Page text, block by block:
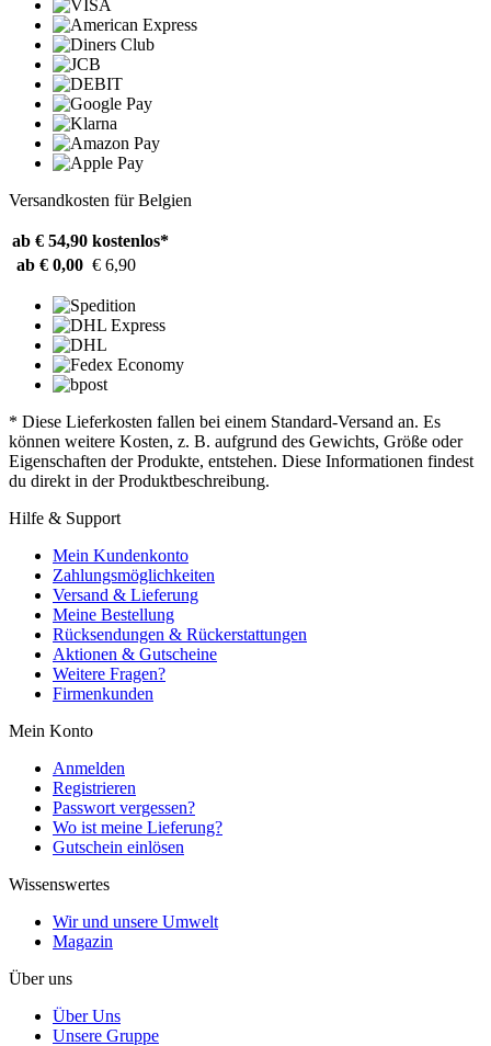
Versandkosten für Belgien
ab € 54,90 kostenlos*
ab € 0,00 € 6,90
* Diese Lieferkosten fallen bei einem Standard-Versand an. Es
können weitere Kosten, z. B. aufgrund des Gewichts, Größe oder
Eigenschaften der Produkte, entstehen. Diese Informationen findest
du direkt in der Produktbeschreibung.
Hilfe & Support
Mein Kundenkonto
Zahlungsmöglichkeiten
Versand & Lieferung
Meine Bestellung
Rücksendungen & Rückerstattungen
Aktionen & Gutscheine
Weitere Fragen?
Firmenkunden
Mein Konto
Anmelden
Registrieren
Passwort vergessen?
Wo ist meine Lieferung?
Gutschein einlösen
Wissenswertes
Wir und unsere Umwelt
Magazin
Über uns
Über Uns
Unsere Gruppe